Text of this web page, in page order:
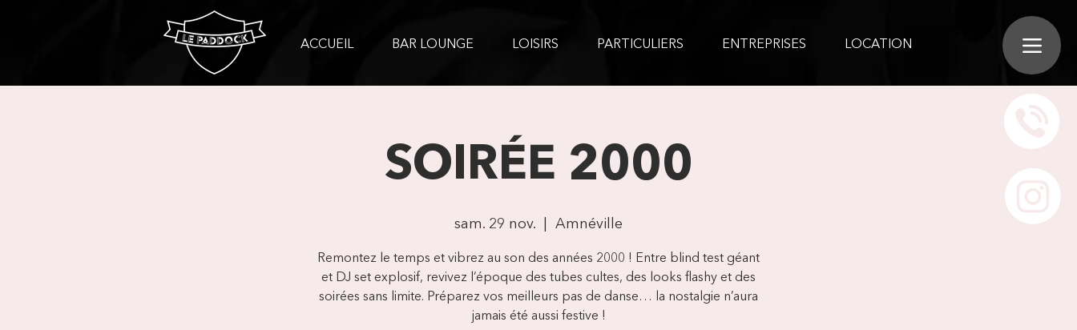
ACCUEIL BAR LOUNGE LOISIRS PARTICULIERS ENTREPRISES LOCATION
SOIRÉE 2000
sam. 29 nov. Amnéville
Remontez le temps et vibrez au son des années 2000 ! Entre blind test géant
et DJ set explosif, revivez l’époque des tubes cultes, des looks flashy et des
soirées sans limite. Préparez vos meilleurs pas de danse… la nostalgie n’aura
jamais été aussi festive !